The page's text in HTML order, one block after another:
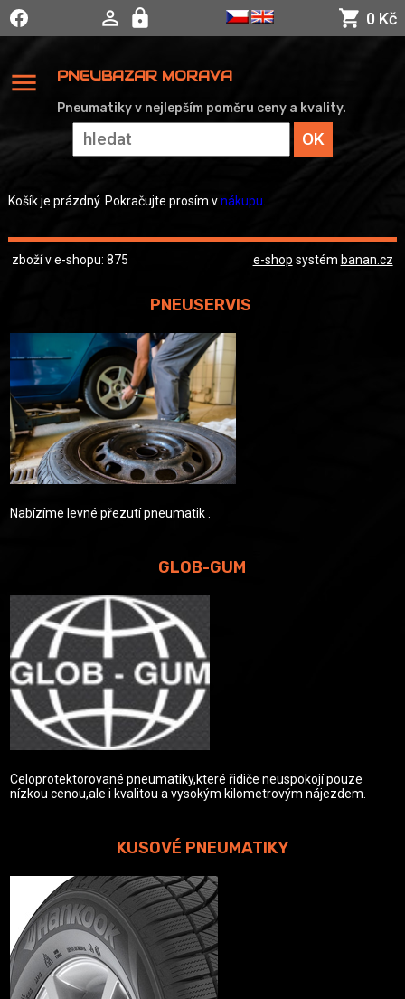
0 Kč
menu PNEUBAZAR MORAVA
Pneumatiky v nejlepším poměru ceny a kvality.
Košík je prázdný. Pokračujte prosím vnákupu
zboží v e-shopu: 875 e-shop systém banan.cz
PNEUSERVIS
Nabízíme levné přezutí pneumatik .
GLOB-GUM
Celoprotektorované pneumatiky,které řidiče neuspokojí pouze
nízkou cenou,ale i kvalitou a vysokým kilometrovým nájezdem.
KUSOVÉ PNEUMATIKY